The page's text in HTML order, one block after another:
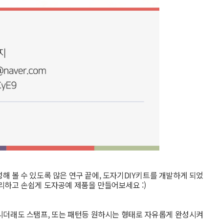
볼 수 있도록 많은 연구 끝에, 도자기DIY키트를 개발하게 되었
고 손쉽게 도자공예 제품을 만들어보세요 :)
래도 스탬프, 또는 패턴등 원하시는 형태로 자유롭게 완성시켜